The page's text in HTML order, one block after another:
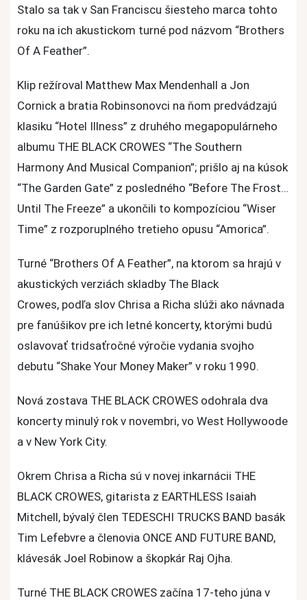
predviedli
skladby
Crowes
Stalo sa tak v San Franciscu šiesteho marca tohto
roku na ich akustickom turné pod názvom “Brothers
Of A Feather”.
Klip režíroval Matthew Max Mendenhall a Jon
Cornick a bratia Robinsonovci na ňom predvádzajú
klasiku “Hotel Illness” z druhého megapopulárneho
albumu THE BLACK CROWES “The Southern
Harmony And Musical Companion”; prišlo aj na kúsok
“The Garden Gate” z posledného “Before The Frost…
Until The Freeze” a ukončili to kompozíciou “Wiser
Time” z rozporuplného tretieho opusu “Amorica”.
Turné “Brothers Of A Feather”, na ktorom sa hrajú v
akustických verziách skladby The Black
Crowes, podľa slov Chrisa a Richa slúži ako návnada
pre fanúšikov pre ich letné koncerty, ktorými budú
oslavovať tridsaťročné výročie vydania svojho
debutu “Shake Your Money Maker” v roku 1990.
Nová zostava THE BLACK CROWES odohrala dva
koncerty minulý rok v novembri, vo West Hollywoode
a v New York City.
Okrem Chrisa a Richa sú v novej inkarnácii THE
BLACK CROWES, gitarista z EARTHLESS Isaiah
Mitchell, bývalý člen TEDESCHI TRUCKS BAND basák
Tim Lefebvre a členovia ONCE AND FUTURE BAND,
klávesák Joel Robinow a škopkár Raj Ojha.
Turné THE BLACK CROWES začína 17-teho júna v